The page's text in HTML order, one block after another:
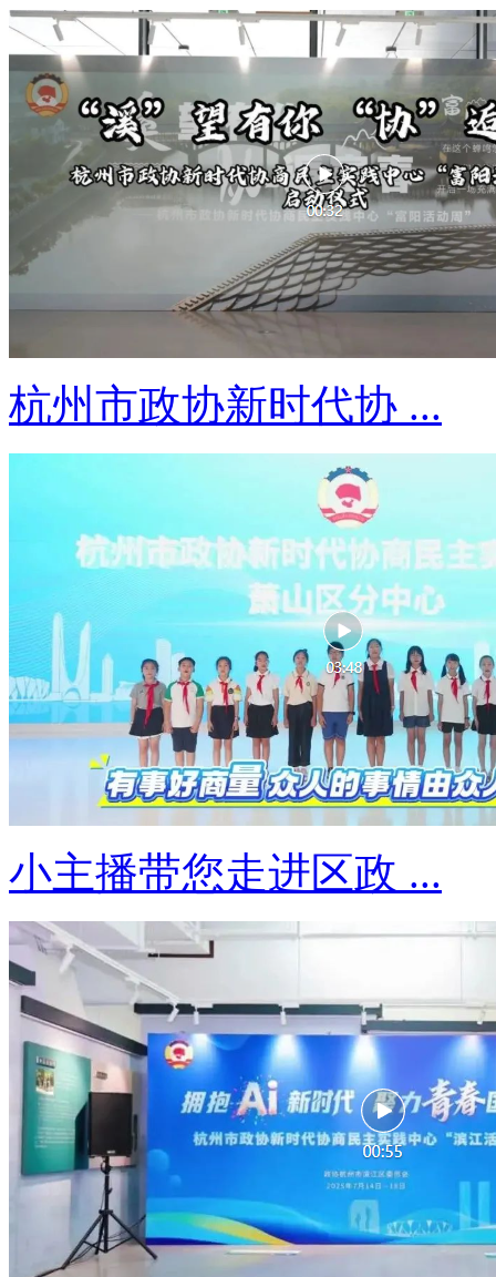
杭州市政协新时代协 ...
小主播带您走进区政 ...